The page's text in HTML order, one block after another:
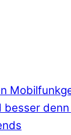
besser denn